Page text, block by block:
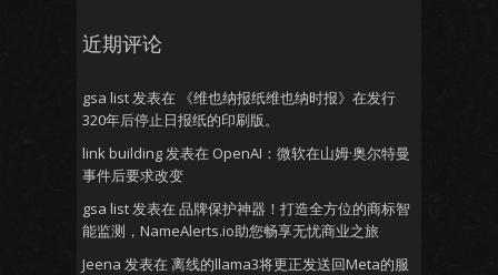
近期评论
gsa list发表在
《维也纳报纸维也纳时报》在发行
320年后停止日报纸的印刷版。
link building发表在 OpenAI：微软在山姆·奥尔特曼
事件后要求改变
gsa list发表在 品牌保护神器！打造全方位的商标智
能监测，NameAlerts.io助您畅享无忧商业之旅
Jeena 发表在 离线的llama3将更正发送回Meta的服